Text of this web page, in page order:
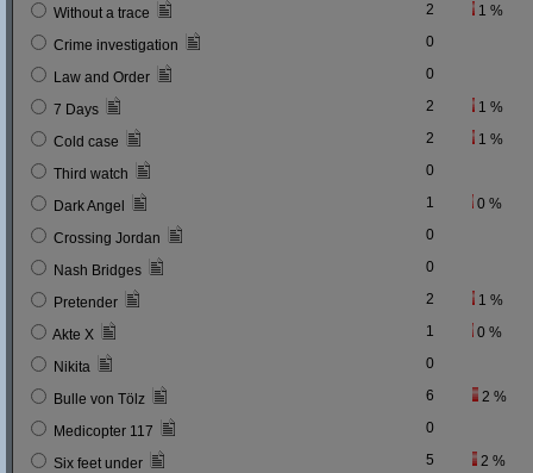
Without a trace 2 1 %
Crime investigation 0
Law and Order 0
7 Days 2 1 %
Cold case 2 1 %
Third watch 0
Dark Angel 1 0 %
Crossing Jordan 0
Nash Bridges 0
Pretender 2 1 %
Akte X 1 0 %
Nikita 0
Bulle von Tölz 6 2 %
Medicopter 117 0
Six feet under 5 2 %